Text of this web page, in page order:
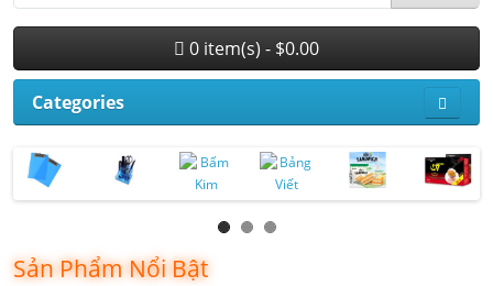
0 item(s) - $0.00
Categories
Sản Phẩm Nổi Bật